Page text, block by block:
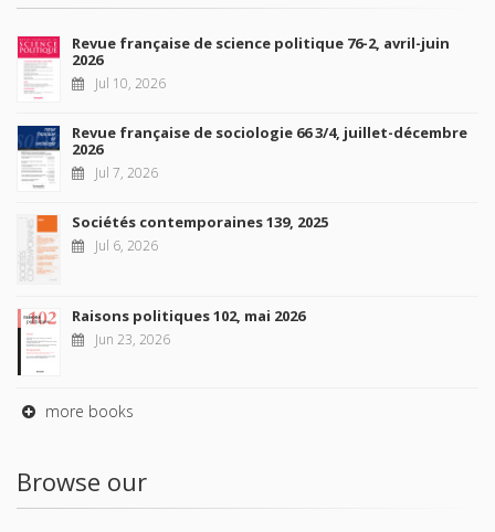
Revue française de science politique 76-2, avril-juin
2026
Jul 10, 2026
Revue française de sociologie 66 3/4, juillet-décembre
2026
Jul 7, 2026
Sociétés contemporaines 139, 2025
Jul 6, 2026
Raisons politiques 102, mai 2026
Jun 23, 2026
more books
Browse our